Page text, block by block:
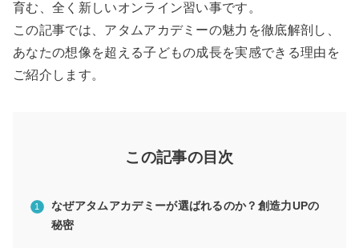
育む、全く新しいオンライン習い事です。
この記事では、アタムアカデミーの魅力を徹底解剖し、
あなたの想像を超える子どもの成長を実感できる理由を
ご紹介します。
この記事の目次
なぜアタムアカデミーが選ばれるのか？創造力UPの
秘密